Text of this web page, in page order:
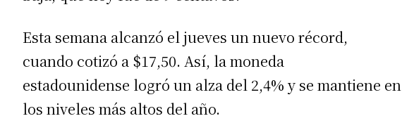
Esta semana alcanzó el jueves un nuevo récord,
cuando cotizó a $17,50. Así, la moneda
estadounidense logró un alza del 2,4% y se mantiene en
los niveles más altos del año.